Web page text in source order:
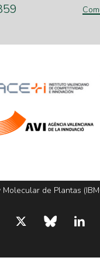
de Plantas
x-
bluesky linkedin